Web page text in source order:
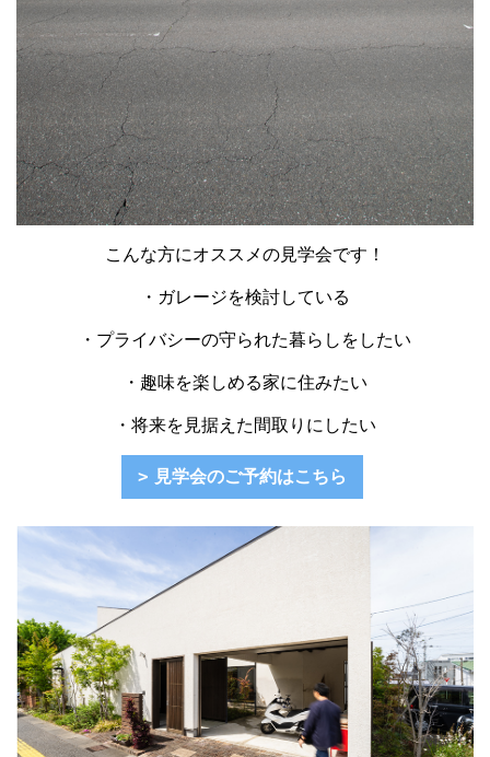
こんな方にオススメの見学会です！
・ガレージを検討している
・プライバシーの守られた暮らしをしたい
・趣味を楽しめる家に住みたい
・将来を見据えた間取りにしたい
見学会のご予約はこちら